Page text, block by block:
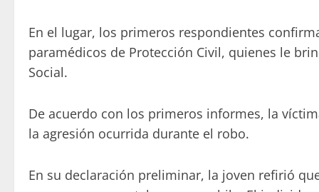
En el lugar, los primeros respondientes
paramédicos de Protección Civil, quienes le
Social.
De acuerdo con los primeros informes, la
la agresión ocurrida durante el robo.
En su declaración preliminar, la joven refirió